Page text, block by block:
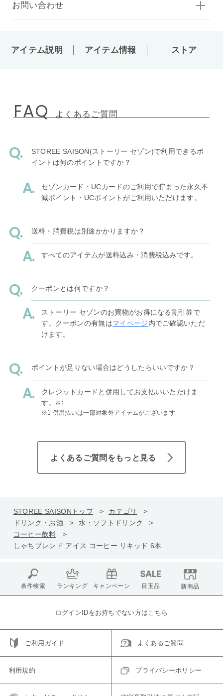
お問い合わせ
アイテム説明 アイテム情報 ストア
FAQ よくあるご質問
STOREE SAISON(ストーリー セゾン)で利用できるポ
イントは何のポイントですか？
セゾンカード・UCカードのご利用で貯まった永久不
滅ポイント・UCポイントがご利用いただけます。
送料・消費税は別途かかりますか？
すべてのアイテムが送料込み・消費税込みです。
クーポンとは何ですか？
ストーリー セゾンのお買物がお得になる割引券で
す。クーポンの有無はマイページ内でご確認いただ
けます。
ポイントが足りない場合はどうしたらいいですか？
クレジットカードと併用してお支払いいただけま
す。
※1
※1 併用払いは一部対象外アイテムがございます
よくあるご質問をもっと見る
STOREE SAISONトップ
カテゴリ
ドリンク・お酒
水・ソフトドリンク
コーヒー飲料
しゃちブレンド アイス コーヒー リキッド 6本
条件検索 ランキング キャンペーン 目玉品 新商品
ログインIDをお持ちでない方はこちら
ご利用ガイド よくあるご質問
利用規約 プライバシーポリシー